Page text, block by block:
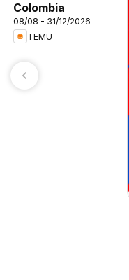
Colombia
08/08 - 31/12/2026
TEMU